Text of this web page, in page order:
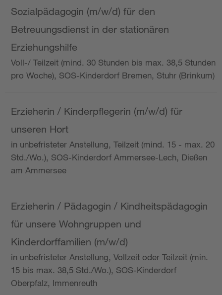
Sozialpädagogin (m/w/d) für den
Betreuungsdienst in der stationären
Erziehungshilfe
Voll-/ Teilzeit (mind. 30 Stunden bis max. 38,5 Stunden
pro Woche), SOS-Kinderdorf Bremen, Stuhr (Brinkum)
Erzieherin / Kinderpflegerin (m/w/d) für
unseren Hort
in unbefristeter Anstellung, Teilzeit (mind. 15 - max. 20
Std./Wo.), SOS-Kinderdorf Ammersee-Lech, Dießen
am Ammersee
Erzieherin / Pädagogin / Kindheitspädagogin
für unsere Wohngruppen und
Kinderdorffamilien (m/w/d)
in unbefristeter Anstellung, Vollzeit oder Teilzeit (min.
15 bis max. 38,5 Std./Wo.), SOS-Kinderdorf
Oberpfalz, Immenreuth